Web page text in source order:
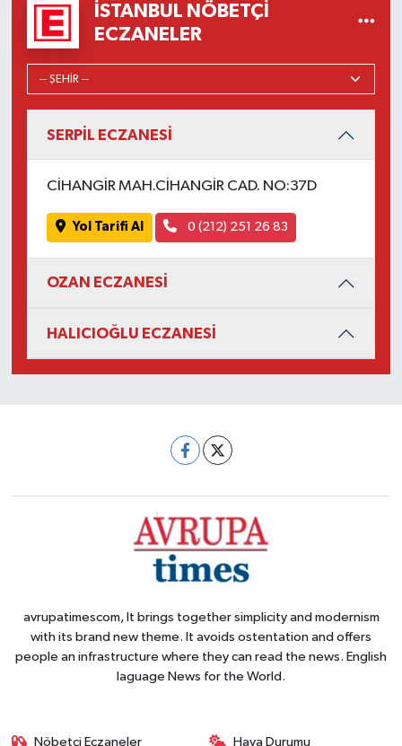
İSTANBUL NÖBETÇI
ECZANELER
SERPİL ECZANESİ
CİHANGİR MAH.CİHANGİR CAD. NO:37D
Yol Tarifi Al 0 (212) 251 26 83
OZAN ECZANESİ
HALICIOĞLU ECZANESİ
avrupatimescom, It brings together simplicity and modernism
with its brand new theme. It avoids ostentation and offers
people an infrastructure where they can read the news. English
laguage News for the World.
Nöbetçi Eczaneler Hava Durumu